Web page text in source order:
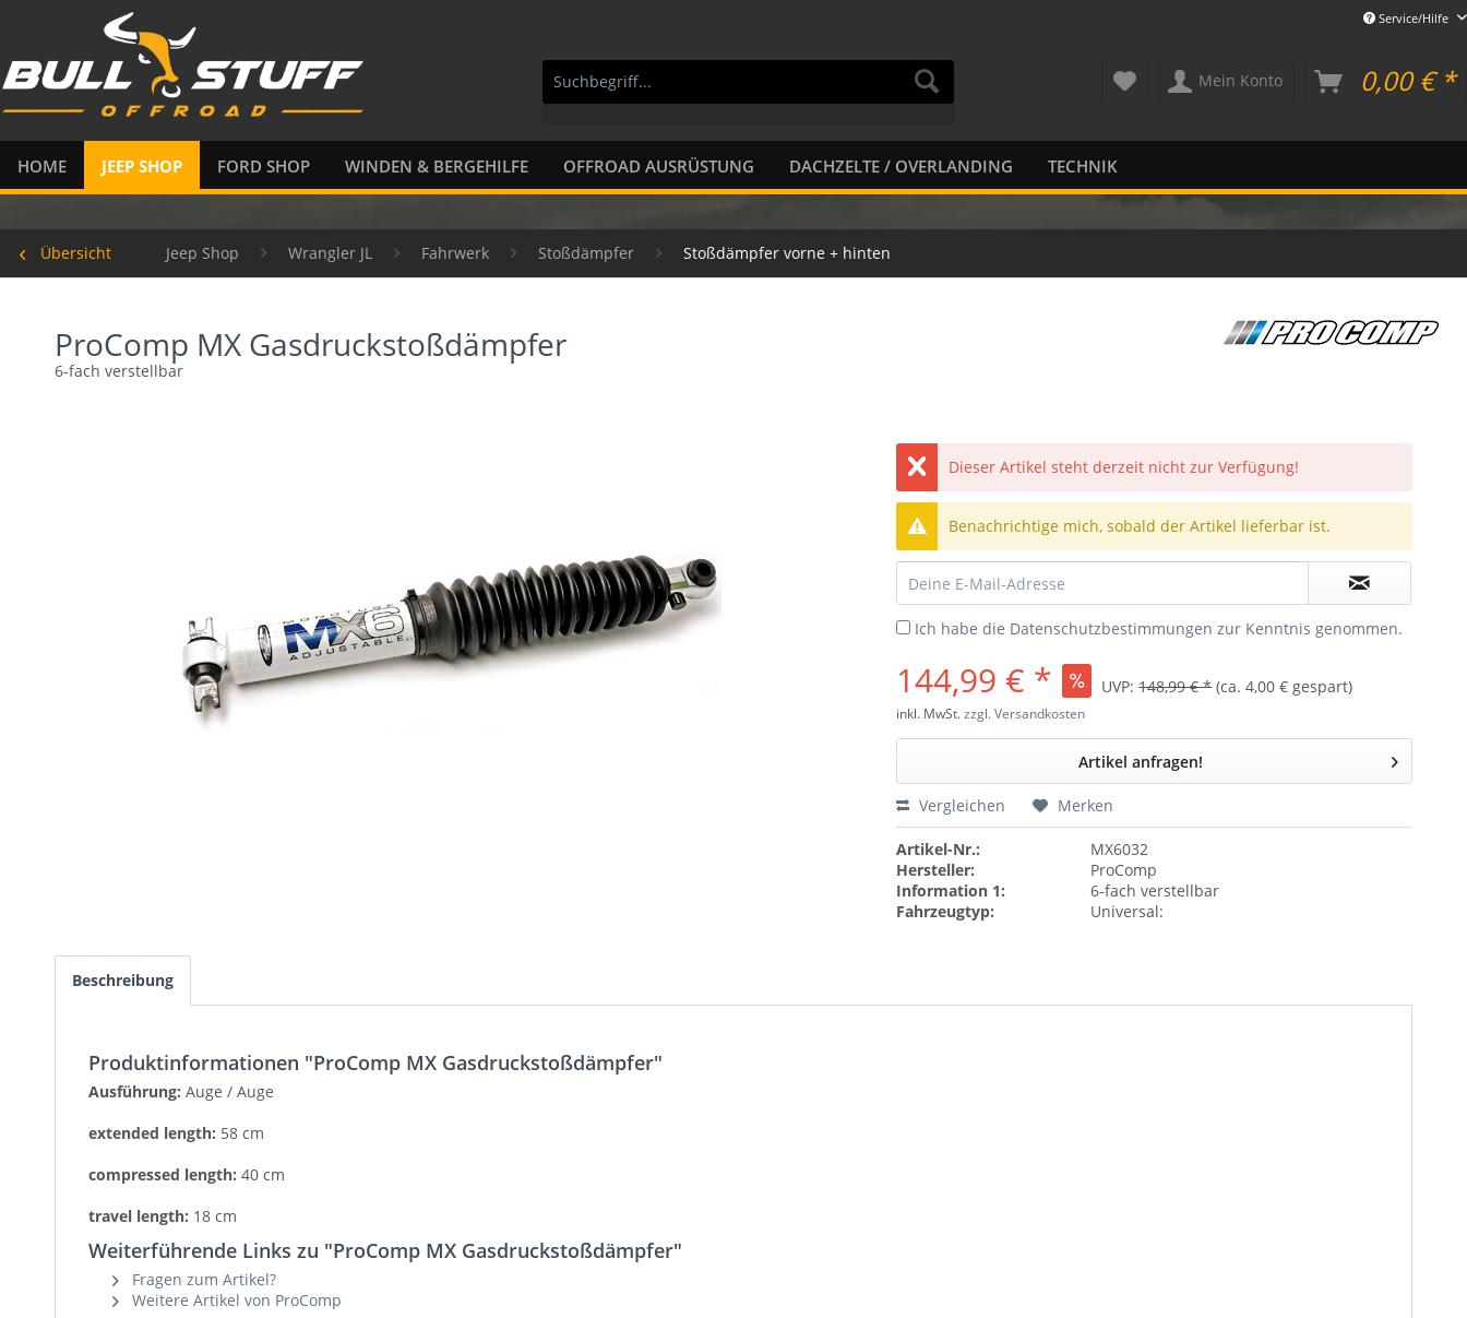
Service/Hilfe
Mein Konto 0,00 € *
HOME JEEP SHOP FORD SHOP WINDEN & BERGEHILFE OFFROAD AUSRÜSTUNG DACHZELTE / OVERLANDING TECHNIK
Übersicht Jeep Shop Wrangler JL Fahrwerk Stoßdämpfer Stoßdämpfer vorne + hinten
ProComp MX Gasdruckstoßdämpfer
6-fach verstellbar
Dieser Artikel steht derzeit nicht zur Verfügung!
Benachrichtige mich, sobald der Artikel lieferbar ist.
Ich habe die Datenschutzbestimmungen zur Kenntnis genommen.
144,99 € * UVP:148,99 € *(ca. 4,00 € gespart)
inkl. MwSt.zzgl. Versandkosten
Artikel anfragen!
Vergleichen Merken
Artikel-Nr.:
MX6032
Hersteller:
ProComp
Information 1:
6-fach verstellbar
Fahrzeugtyp:
Universal:
Beschreibung
Produktinformationen "ProComp MX Gasdruckstoßdämpfer"
Ausführung: Auge / Auge
extended length: 58 cm
compressed length: 40 cm
travel length: 18 cm
Weiterführende Links zu "ProComp MX Gasdruckstoßdämpfer"
Fragen zum Artikel?
Weitere Artikel von ProComp